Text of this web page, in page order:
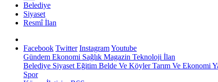
Belediye
Siyaset
Resmî İlan
Facebook Twitter InstagramYoutube
Gündem Ekonomi Sağlık Magazin Teknoloji İlan
Belediye Siyaset Eğitim Belde Ve KöylerTarım Ve Ekonomi
Spor